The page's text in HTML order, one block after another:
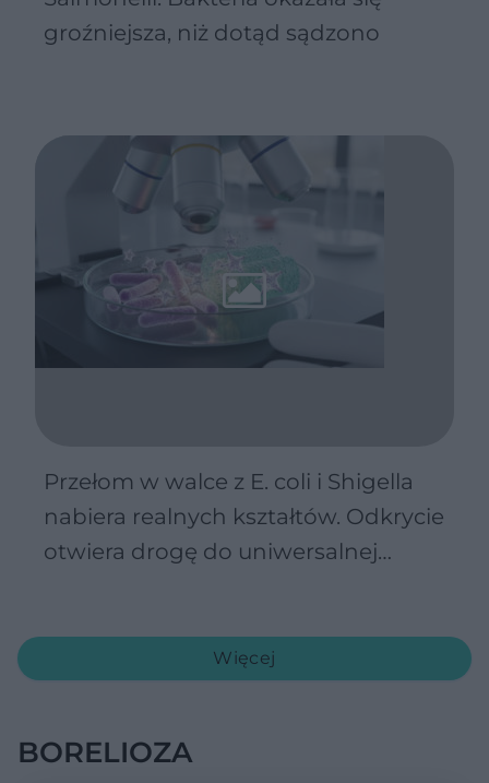
groźniejsza, niż dotąd sądzono
Przełom w walce z E. coli i Shigella
nabiera realnych kształtów. Odkrycie
otwiera drogę do uniwersalnej
Więcej
BORELIOZA